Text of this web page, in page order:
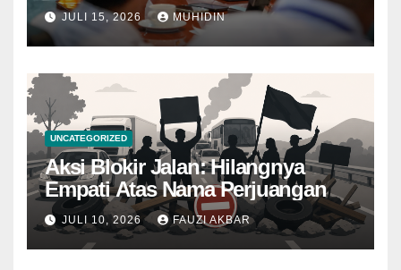
JULI 15, 2026 MUHIDIN
UNCATEGORIZED
Aksi Blokir Jalan: Hilangnya
Empati Atas Nama Perjuangan
JULI 10, 2026 FAUZI AKBAR